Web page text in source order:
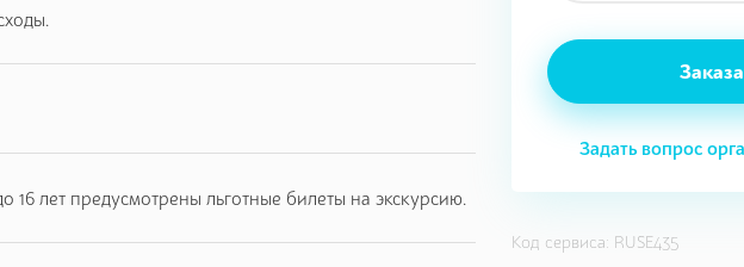
Задать вопрос
Код сервиса: RUSE435
и посетит турист.
над курортом " Мрия"- новая, современная точка на
16 лет предусмотрены льготные билеты на экскурсию.